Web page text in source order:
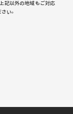
記以外の地域もご対応
い。